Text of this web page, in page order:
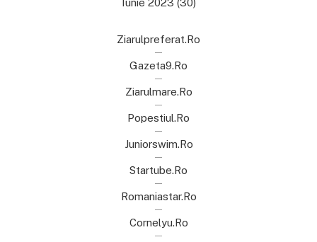
Iunie 2023 (30)
Ziarulpreferat.ro
Gazeta9.ro
Ziarulmare.ro
Popestiul.ro
Juniorswim.ro
Startube.ro
Romaniastar.ro
Cornelyu.ro